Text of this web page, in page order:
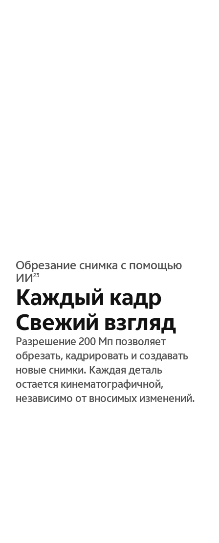
Обрезание снимка с помощью
ИИ23
Каждый кадр
Свежий взгляд
Разрешение 200 Мп позволяет
обрезать, кадрировать и создавать
новые снимки. Каждая деталь
остается кинематографичной,
независимо от вносимых изменений.